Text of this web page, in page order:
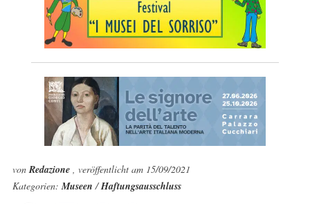
vonRedazione , veröffentlicht am 15/09/2021
Kategorien:Museen/Haftungsausschluss